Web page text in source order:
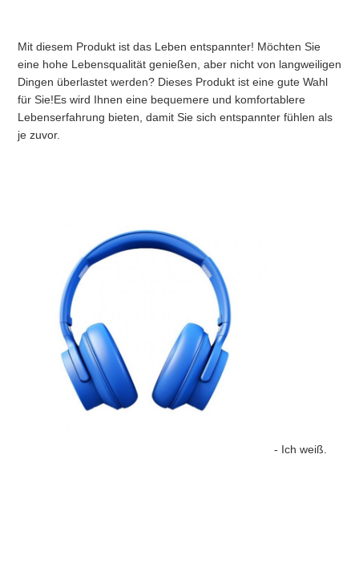
Mit diesem Produkt ist das Leben entspannter! Möchten Sie
eine hohe Lebensqualität genießen, aber nicht von langweiligen
Dingen überlastet werden? Dieses Produkt ist eine gute Wahl
für Sie!Es wird Ihnen eine bequemere und komfortablere
Lebenserfahrung bieten, damit Sie sich entspannter fühlen als
je zuvor.
- Ich weiß.